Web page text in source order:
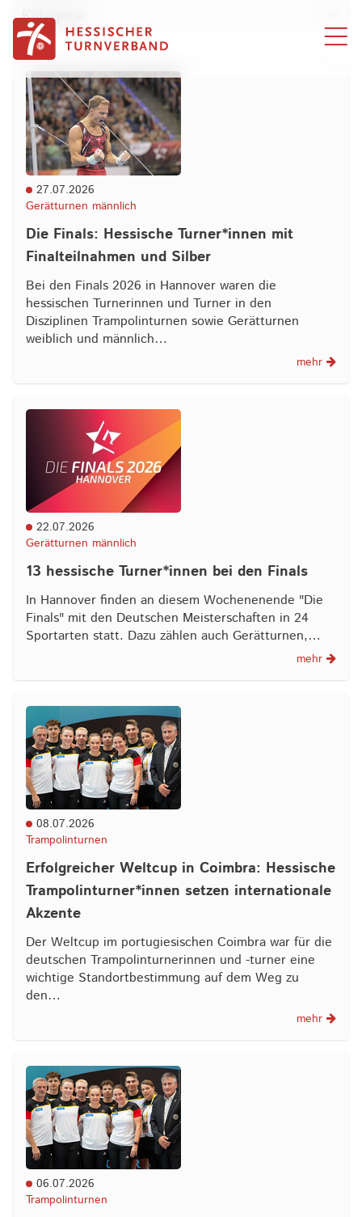
Kategorie
27.07.2026
Gerätturnen männlich
Die Finals: Hessische Turner*innen mit
Finalteilnahmen und Silber
Bei den Finals 2026 in Hannover waren die
hessischen Turnerinnen und Turner in den
Disziplinen Trampolinturnen sowie Gerätturnen
weiblich und männlich…
mehr
22.07.2026
Gerätturnen männlich
13 hessische Turner*innen bei den Finals
In Hannover finden an diesem Wochenenende "Die
Finals" mit den Deutschen Meisterschaften in 24
Sportarten statt. Dazu zählen auch Gerätturnen,…
mehr
08.07.2026
Trampolinturnen
Erfolgreicher Weltcup in Coimbra: Hessische
Trampolinturner*innen setzen internationale
Akzente
Der Weltcup im portugiesischen Coimbra war für die
deutschen Trampolinturnerinnen und -turner eine
wichtige Standortbestimmung auf dem Weg zu
den…
mehr
06.07.2026
Trampolinturnen